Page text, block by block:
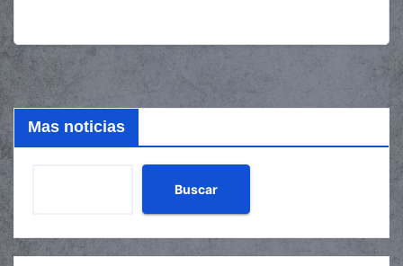
Mas noticias
Buscar